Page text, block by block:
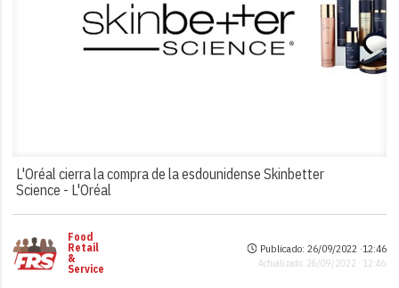
L'Oréal cierra la compra de la esdounidense Skinbetter
Science - L'Oréal
Food
Retail
&
Service
Publicado: 26/09/2022 ·12:46
Actualizado: 26/09/2022 · 12:46